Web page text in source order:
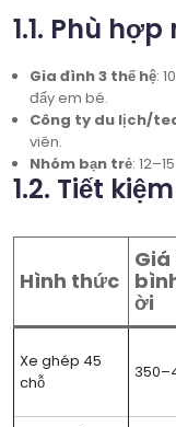
1.1. Phù
Gia đình 3 thế hệ:
đẩy em bé.
Công ty du lịch/
viên.
Nhóm bạn trẻ:
1.2. Tiết
Hình thức
ời
Xe ghép 45
chỗ